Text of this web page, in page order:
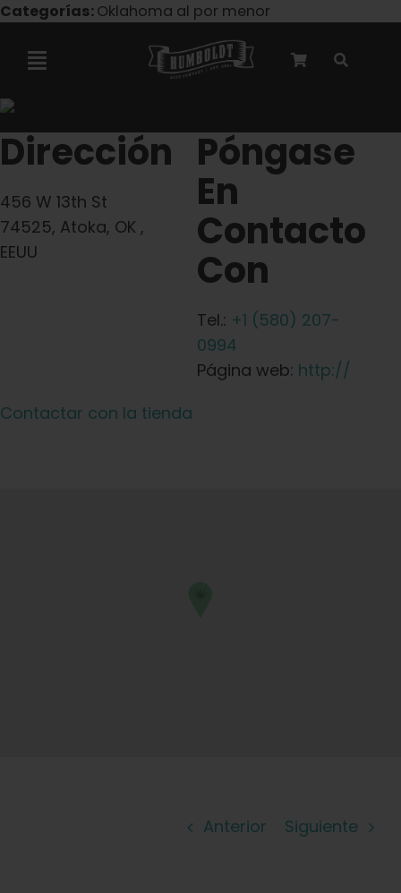
Ir
contenido
Categorías:Oklahoma al por menor
Alternar
Colaboración con Marley
Semillas Autoflower
Aprenda
Dirección
456 W 13th St
74525, Atoka, OK ,
EEUU
Póngase
En
Contacto
Con
Tel.: +1 (580) 207-
0994
Página web: http://
Contactar con la tienda
Anterior Siguiente